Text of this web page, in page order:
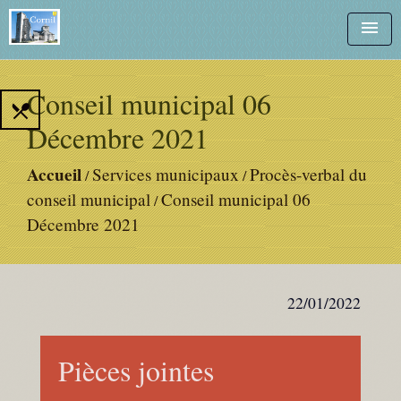
menu
Conseil municipal 06
Décembre 2021
Accueil/Services municipaux/Procès-verbal du
conseil municipal/Conseil municipal 06
Décembre 2021
local_dining
22/01/2022
Pièces jointes